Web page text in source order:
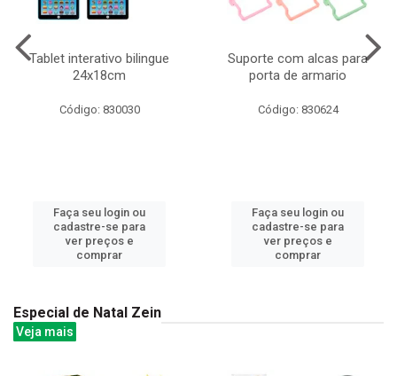
Tablet interativo bilingue
24x18cm
Código: 830030
Faça seu login ou
cadastre-se para
ver preços e
comprar
Suporte com alcas para
porta de armario
Código: 830624
Faça seu login ou
cadastre-se para
ver preços e
comprar
Especial de Natal Zein
Veja mais